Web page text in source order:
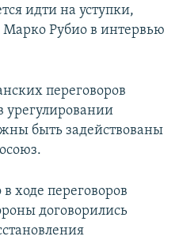
идти на уступки,
Марко Рубио в интервью
переговоров
урегулировании
быть задействованы
ходе переговоров
договорились